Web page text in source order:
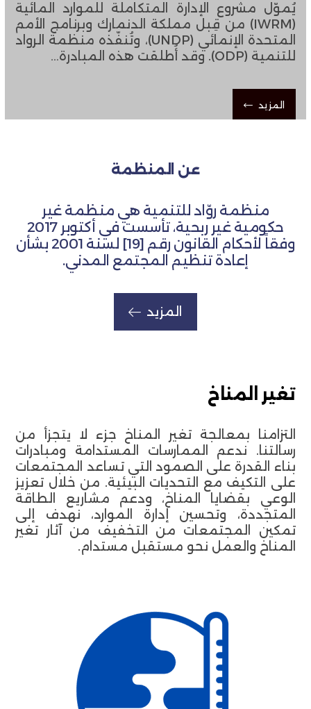
يُموّل مشروع الإدارة المتكاملة للموارد المائية
(IWRM) من قِبل مملكة الدنمارك وبرنامج الأمم
المتحدة الإنمائي (UNDP)، ​​وتُنفّذه منظمة الرواد
للتنمية (ODP). وقد أُطلقت هذه المبادرة…
المزيد
عن المنظمة
منظمة روّاد للتنمية هي منظمة غير
حكومية غير ربحية، تأسست في أكتوبر 2017
وفقاً لأحكام القانون رقم [19] لسنة 2001 بشأن
إعادة تنظيم المجتمع المدني.
المزيد
تغير المناخ
التزامنا بمعالجة تغير المناخ جزء لا يتجزأ من
رسالتنا. ندعم الممارسات المستدامة ومبادرات
بناء القدرة على الصمود التي تساعد المجتمعات
على التكيف مع التحديات البيئية. من خلال تعزيز
الوعي بقضايا المناخ، ودعم مشاريع الطاقة
المتجددة، وتحسين إدارة الموارد، نهدف إلى
تمكين المجتمعات من التخفيف من آثار تغير
المناخ والعمل نحو مستقبل مستدام.